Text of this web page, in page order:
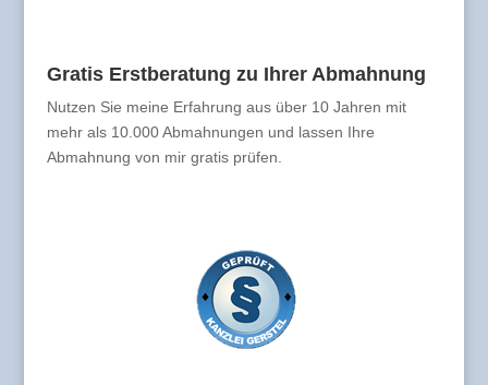
Gratis Erstberatung zu Ihrer Abmahnung
Nutzen Sie meine Erfahrung aus über 10 Jahren mit
mehr als 10.000 Abmahnungen und lassen Ihre
Abmahnung von mir gratis prüfen.